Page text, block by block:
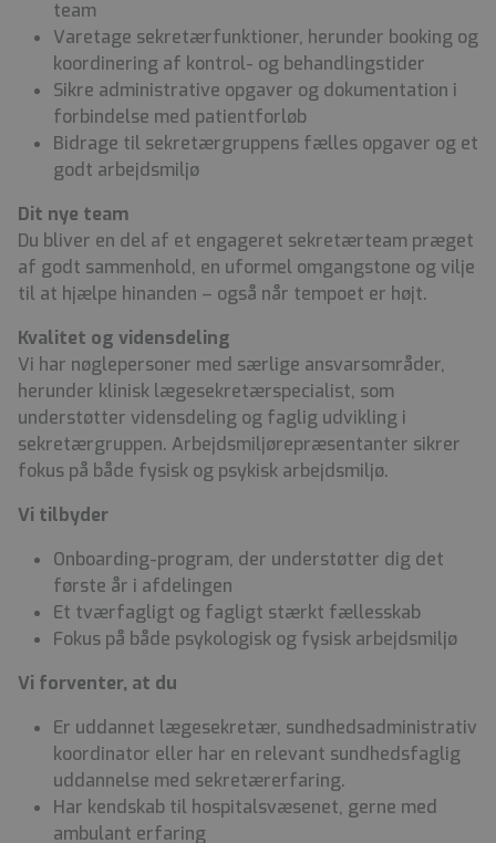
team
Varetage sekretærfunktioner, herunder booking og
koordinering af kontrol- og behandlingstider
Sikre administrative opgaver og dokumentation i
forbindelse med patientforløb
Bidrage til sekretærgruppens fælles opgaver og et
godt arbejdsmiljø
Dit nye team
Du bliver en del af et engageret sekretærteam præget
af godt sammenhold, en uformel omgangstone og vilje
til at hjælpe hinanden – også når tempoet er højt.
Kvalitet og vidensdeling
Vi har nøglepersoner med særlige ansvarsområder,
herunder klinisk lægesekretærspecialist, som
understøtter vidensdeling og faglig udvikling i
sekretærgruppen. Arbejdsmiljørepræsentanter sikrer
fokus på både fysisk og psykisk arbejdsmiljø.
Vi tilbyder
Onboarding-program, der understøtter dig det
første år i afdelingen
Et tværfagligt og fagligt stærkt fællesskab
Fokus på både psykologisk og fysisk arbejdsmiljø
Vi forventer, at du
Er uddannet lægesekretær, sundhedsadministrativ
koordinator eller har en relevant sundhedsfaglig
uddannelse med sekretærerfaring.
Har kendskab til hospitalsvæsenet, gerne med
ambulant erfaring